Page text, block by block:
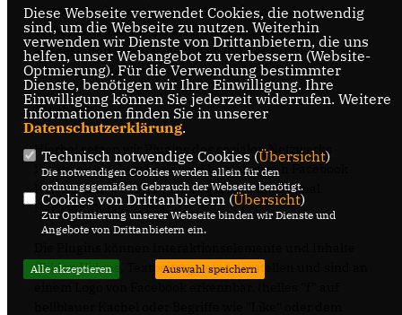
Nutzern zu interagieren, so dass wir unser Angebot
verbessern und für Sie als Nutzer interessanter
ausgestalten können. Rechtsgrundlage für die Nutzung
der Plug-ins ist Art. 6 Abs. 1 S. 1 lit. f DS-GVO.
Facebook
Hierbei setzen wir Plugins des sozialen Netzwerks
Facebook ein. Facebook wird betrieben von Facebook
Ireland Ltd., 4 Grand Canal Square, Grand Canal
Harbour, Dublin 2, Irland.
(Bilder, Videos, Textbeiträge etc.) darstellen und sind an
Diese Webseite verwendet Cookies, die notwendig
sind, um die Webseite zu nutzen. Weiterhin
verwenden wir Dienste von Drittanbietern, die uns
helfen, unser Webangebot zu verbessern (Website-
Optmierung). Für die Verwendung bestimmter
Dienste, benötigen wir Ihre Einwilligung. Ihre
Einwilligung können Sie jederzeit widerrufen. Weitere
Informationen finden Sie in unserer
Datenschutzerklärung.
Technisch notwendige Cookies (Übersicht)
Die notwendigen Cookies werden allein für den
ordnungsgemäßen Gebrauch der Webseite benötigt.
Cookies von Drittanbietern (Übersicht)
Zur Optimierung unserer Webseite binden wir Dienste und
Angebote von Drittanbietern ein.
Alle akzeptieren Auswahl speichern